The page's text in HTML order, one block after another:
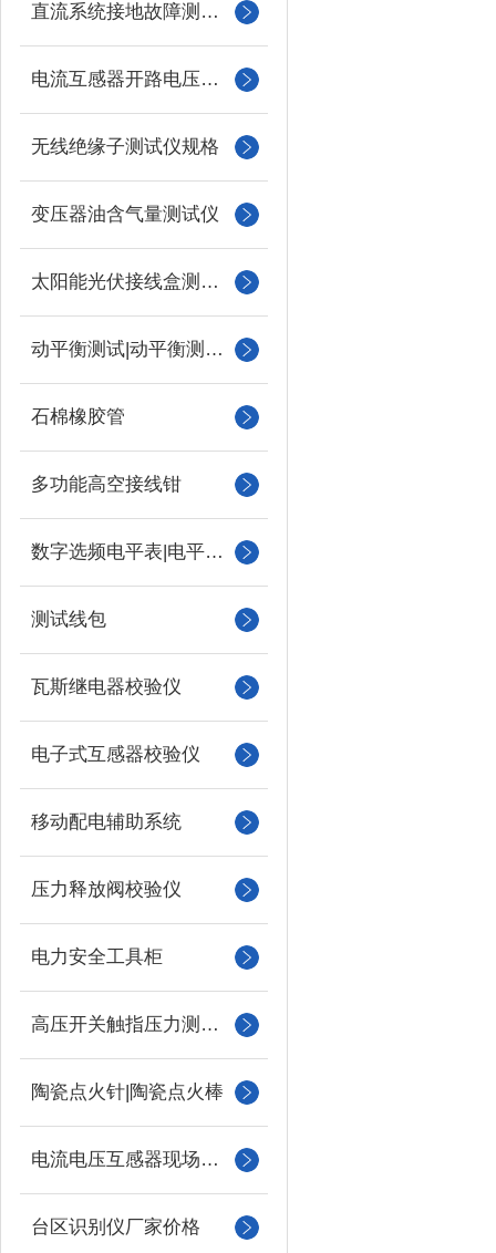
直流系统接地故障测试仪
电流互感器开路电压测试仪
无线绝缘子测试仪规格
变压器油含气量测试仪
太阳能光伏接线盒测试仪
动平衡测试|动平衡测量仪
石棉橡胶管
多功能高空接线钳
数字选频电平表|电平振荡器
测试线包
瓦斯继电器校验仪
电子式互感器校验仪
移动配电辅助系统
压力释放阀校验仪
电力安全工具柜
高压开关触指压力测试仪
陶瓷点火针|陶瓷点火棒
电流电压互感器现场校验仪
台区识别仪厂家价格